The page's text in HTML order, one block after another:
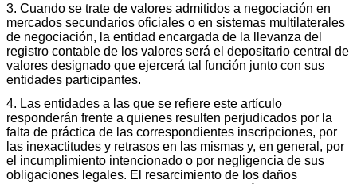
3. Cuando se trate de valores admitidos a negociación en
mercados secundarios oficiales o en sistemas multilaterales
de negociación, la entidad encargada de la llevanza del
registro contable de los valores será el depositario central de
valores designado que ejercerá tal función junto con sus
entidades participantes.
4. Las entidades a las que se refiere este artículo
responderán frente a quienes resulten perjudicados por la
falta de práctica de las correspondientes inscripciones, por
las inexactitudes y retrasos en las mismas y, en general, por
el incumplimiento intencionado o por negligencia de sus
obligaciones legales. El resarcimiento de los daños